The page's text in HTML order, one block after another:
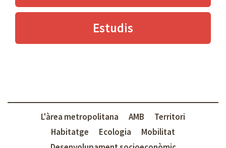
Estudis
L'àrea metropolitana AMB
Territori
Habitatge
Ecologia
Mobilitat